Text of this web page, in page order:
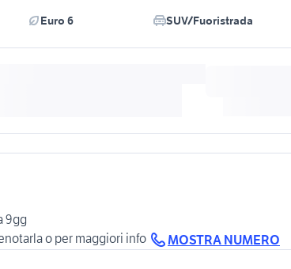
Euro 6 SUV/Fuoristrada
9gg
o per maggiori info
MOSTRA NUMERO